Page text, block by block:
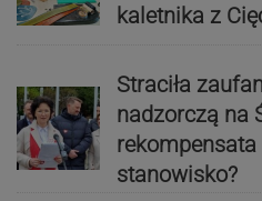
kaletnika z
Straciła
nadzorczą na
stanowisko?